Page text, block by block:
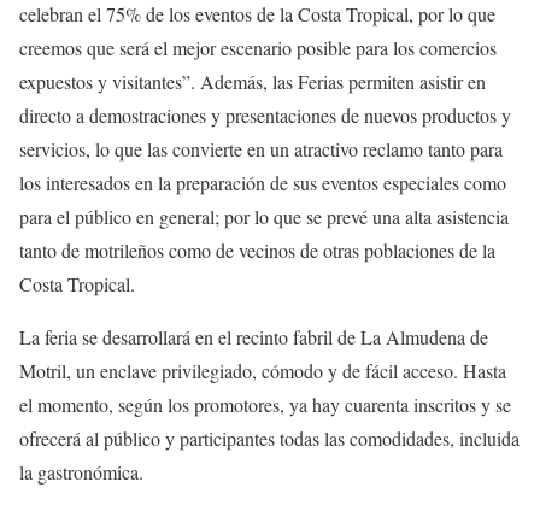
celebran el 75% de los eventos de la Costa Tropical, por lo que
creemos que será el mejor escenario posible para los comercios
expuestos y visitantes”. Además, las Ferias permiten asistir en
directo a demostraciones y presentaciones de nuevos productos y
servicios, lo que las convierte en un atractivo reclamo tanto para
los interesados en la preparación de sus eventos especiales como
para el público en general; por lo que se prevé una alta asistencia
tanto de motrileños como de vecinos de otras poblaciones de la
Costa Tropical.
La feria se desarrollará en el recinto fabril de La Almudena de
Motril, un enclave privilegiado, cómodo y de fácil acceso. Hasta
el momento, según los promotores, ya hay cuarenta inscritos y se
ofrecerá al público y participantes todas las comodidades, incluida
la gastronómica.